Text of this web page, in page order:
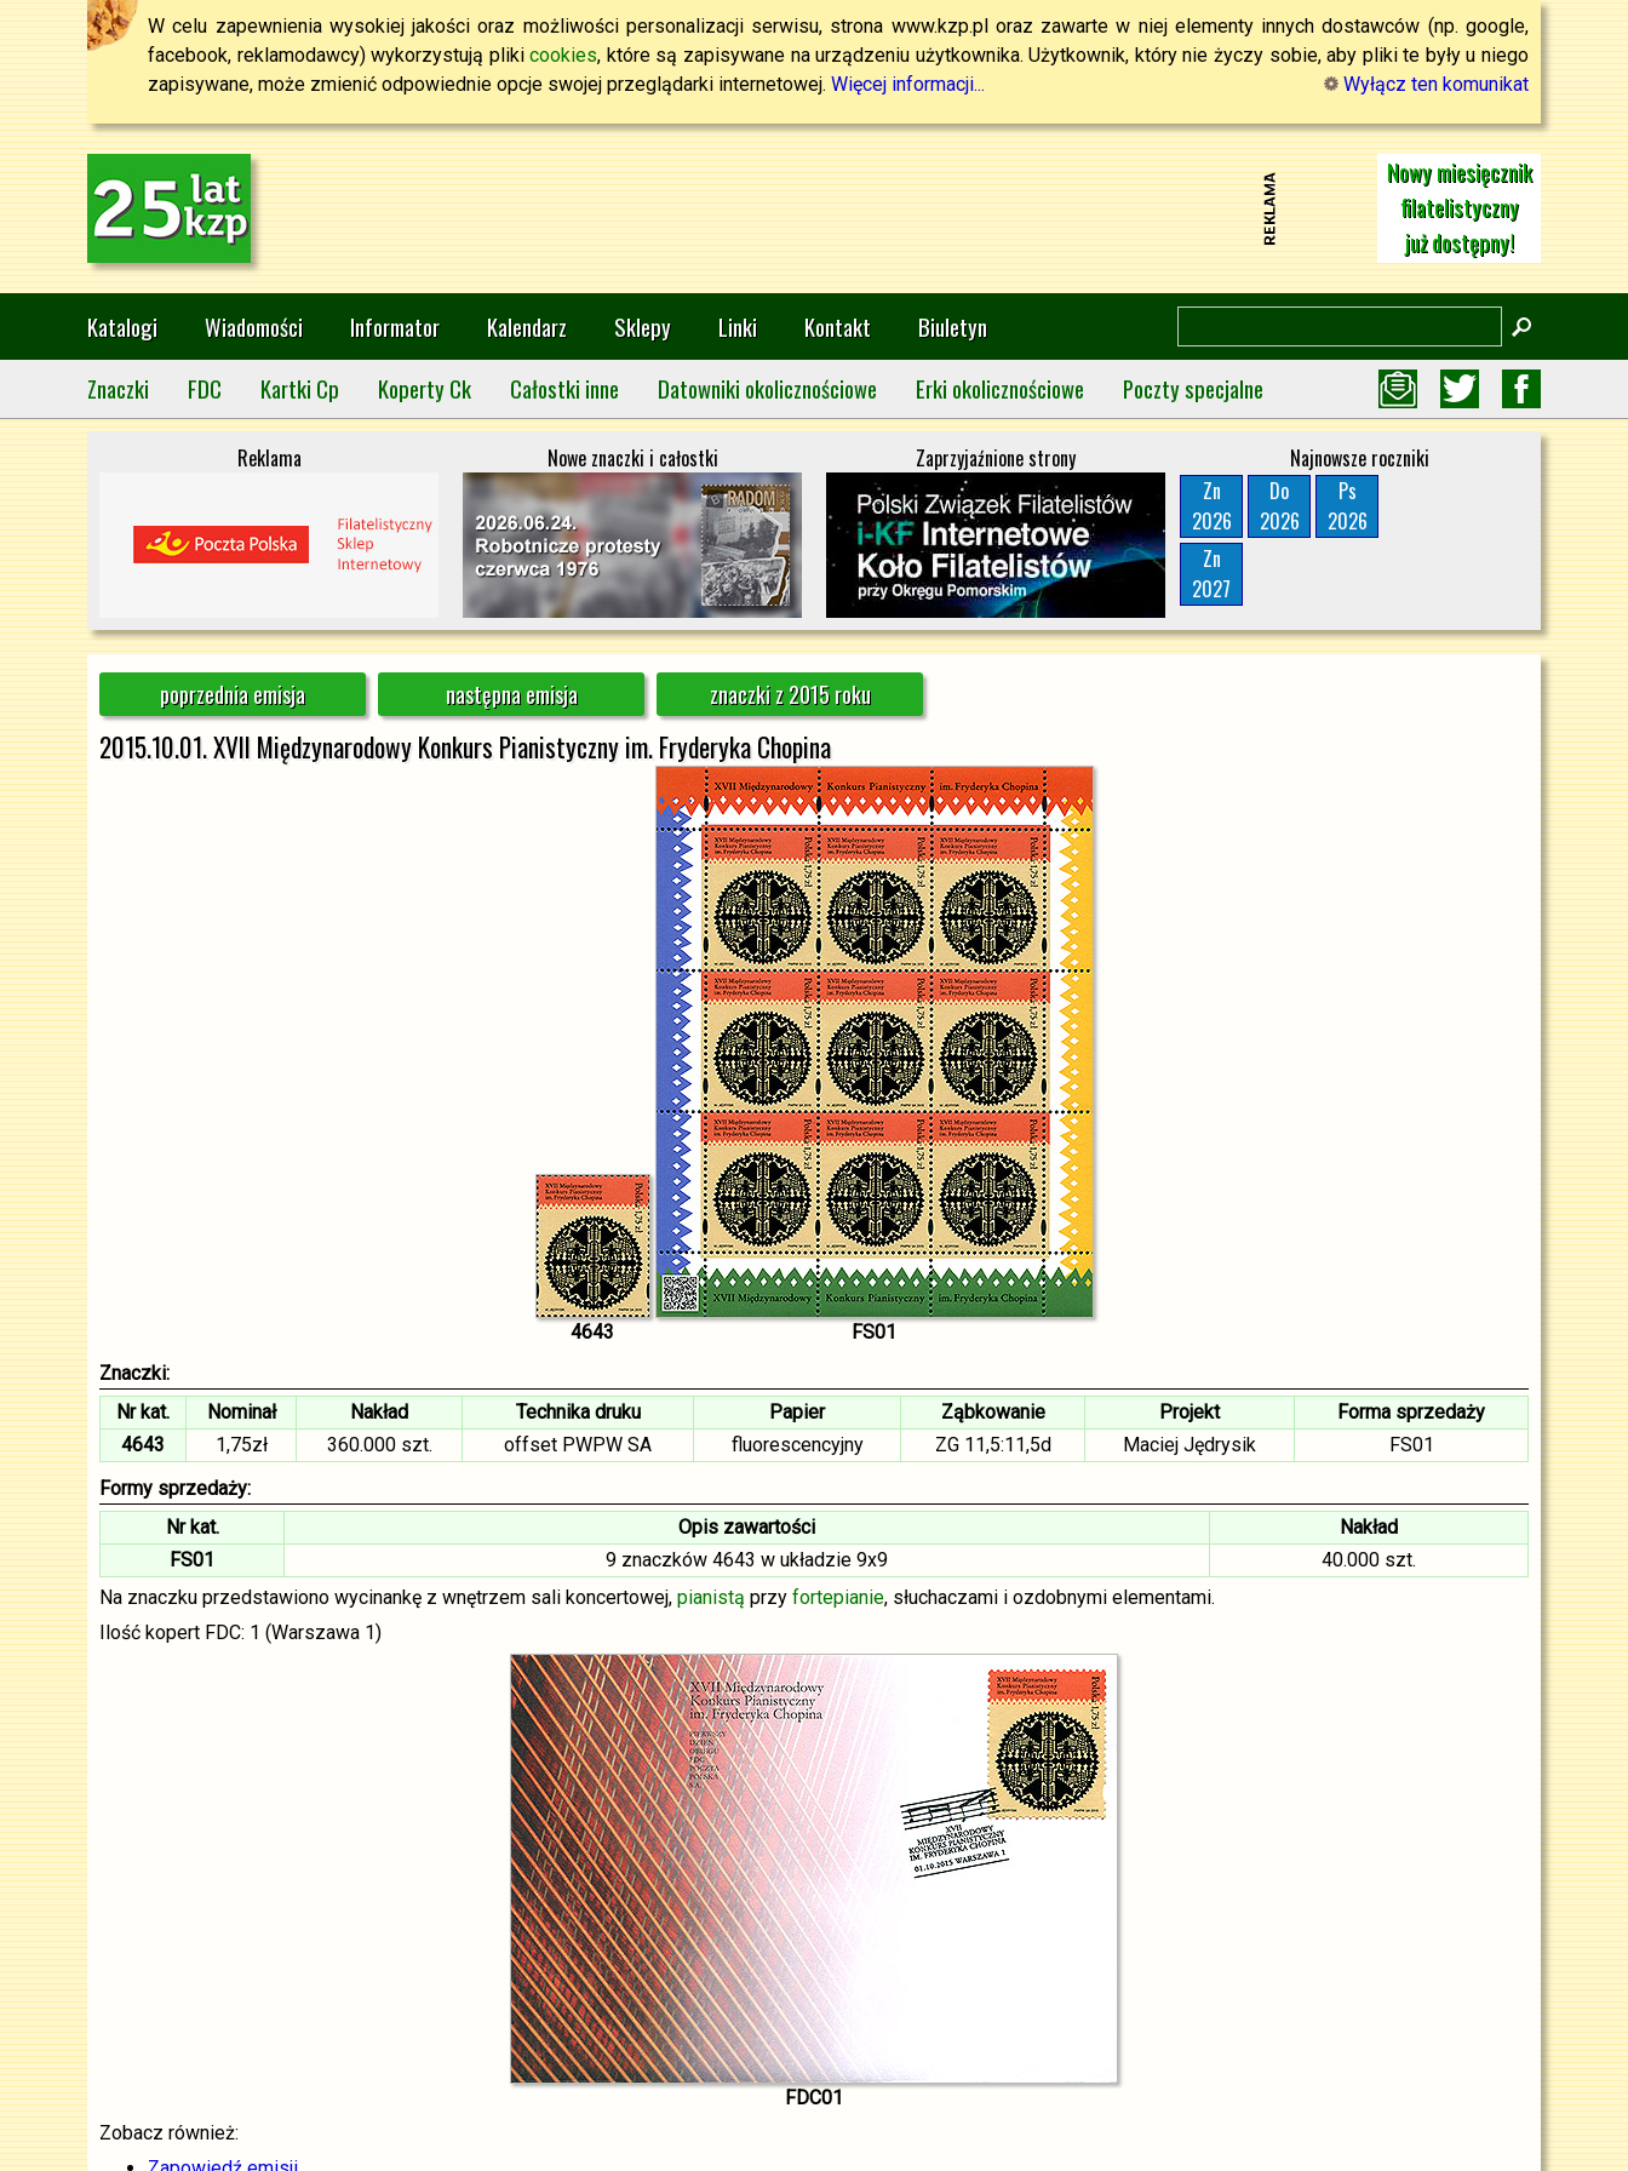
W celu zapewnienia wysokiej jakości oraz możliwości personalizacji serwisu, strona www.kzp.pl oraz zawarte w niej elementy innych dostawców (np. google,
facebook, reklamodawcy) wykorzystują plikicookies, które są zapisywane na urządzeniu użytkownika. Użytkownik, który nie życzy sobie, aby pliki te były u niego
zapisywane, może zmienić odpowiednie opcje swojej przeglądarki internetowej. Więcej informacji... Wyłącz ten komunikat
Nowy miesięcznik
filatelistyczny
już dostępny!
Katalogi Wiadomości Informator Kalendarz Sklepy Linki Kontakt
Biuletyn
Znaczki
FDC Kartki Cp Koperty Ck Całostki inne Datowniki okolicznościowe Erki okolicznościowe Poczty specjalne
Reklama Nowe znaczki i całostki Zaprzyjaźnione strony
Najnowsze roczniki
Zn
2026
Do
2026
Ps
2026
Zn
2027
poprzednia emisja następna emisja znaczki z 2015 roku
2015.10.01. XVII Międzynarodowy Konkurs Pianistyczny im. Fryderyka Chopina
4643
FS01
Znaczki:
Nr kat.
Nominał Nakład Technika druku Papier Ząbkowanie Projekt
Forma sprzedaży
4643
1,75zł 360.000 szt. offset PWPW SA fluorescencyjny ZG 11,5:11,5d Maciej Jędrysik
FS01
Formy sprzedaży:
Nr kat.
Opis zawartości
Nakład
FS01
9 znaczków 4643 w układzie 9x9
40.000 szt.
Na znaczku przedstawiono wycinankę z wnętrzem sali koncertowej, pianistą przy fortepianie, słuchaczami i ozdobnymi elementami.
Ilość kopert FDC: 1 (Warszawa 1)
FDC01
Zobacz również: